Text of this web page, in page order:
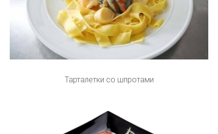
Тарталетки со шпротами